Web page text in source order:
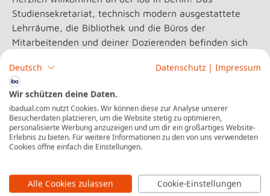
Studiensekretariat, technisch modern ausgestattete
Lehrräume, die Bibliothek und die Büros der
Mitarbeitenden und deiner Dozierenden befinden sich
Auf unserer großen Terrasse kannst du mit deinen
Kommiliton:innen im Sommer deine Pausen verbringen
oder zwischen den Vorlesungen frische Luft schnappen.
Eine Bäckerei findest du nur wenige Schritte vom
Campus entfernt. Zahlreiche weitere Einkaufs- und
Verpflegungsmöglichkeiten gibt es auch am nahe
Gehminuten erreichst.
Deutsch Datenschutz | Impressum
Wir schützen deine Daten.
ibadual.com nutzt Cookies. Wir können diese zur Analyse unserer
Besucherdaten platzieren, um die Website stetig zu optimieren,
personalisierte Werbung anzuzeigen und um dir ein großartiges Website-
Erlebnis zu bieten. Für weitere Informationen zu den von uns verwendeten
Cookies öffne einfach die Einstellungen.
Alle Cookies zulassen Cookie-Einstellungen